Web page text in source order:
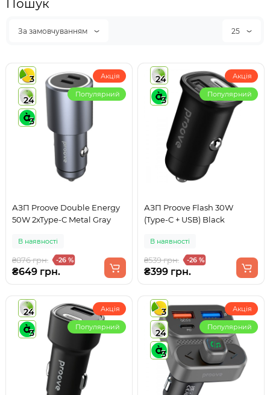
Пошук
За замовчуванням 25
3
24
3
Акція
Популярний
АЗП Proove Double Energy
50W 2xType-C Metal Gray
В наявності
₴876 грн. -26 %
₴649 грн.
24
3
Акція
Популярний
АЗП Proove Flash 30W
(Type-C + USB) Black
В наявності
₴539 грн. -26 %
₴399 грн.
24
3
Акція
Популярний
3
24
3
Акція
Популярний